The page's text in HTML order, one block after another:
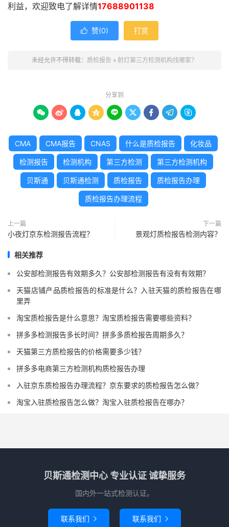
利益，欢迎致电了解详情17688901138
 赞(0) 打赏
未经允许不得转载： 质检报告 » 射灯第三方检测机构找哪家？
分享到
        
CMA CMA报告 CNAS 什么是质检报告 化妆品
检测报告 检测机构 第三方检测 第三方检测机构
贝斯通 贝斯通检测 质检报告 质检报告办理
质检报告办理流程
上一篇
小夜灯京东检测报告流程？
下一篇
景观灯质检报告检测内容？
相关推荐
公安部检测报告有效期多久？公安部检测报告有没有有效期？
天猫店铺产品质检报告的标准是什么？入驻天猫的质检报告在哪
里弄
淘宝质检报告是什么意思？淘宝质检报告需要哪些资料？
拼多多检测报告多长时间？拼多多质检报告周期多久？
天猫第三方质检报告的价格需要多少钱？
拼多多电商第三方检测机构质检报告办理
入驻京东质检报告办理流程？京东要求的质检报告怎么做？
淘宝入驻质检报告怎么做？淘宝入驻质检报告在哪办？
贝斯通检测中心 专业认证 诚挚服务
国内外一站式检测认证。
联系我们  联系我们 